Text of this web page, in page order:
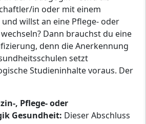
in oder mit einem
willst an eine Pflege- oder
Dann brauchst du eine
denn die Anerkennung
setzt
Studieninhalte voraus. Der
, Pflege- oder
Gesundheit: Dieser Abschluss